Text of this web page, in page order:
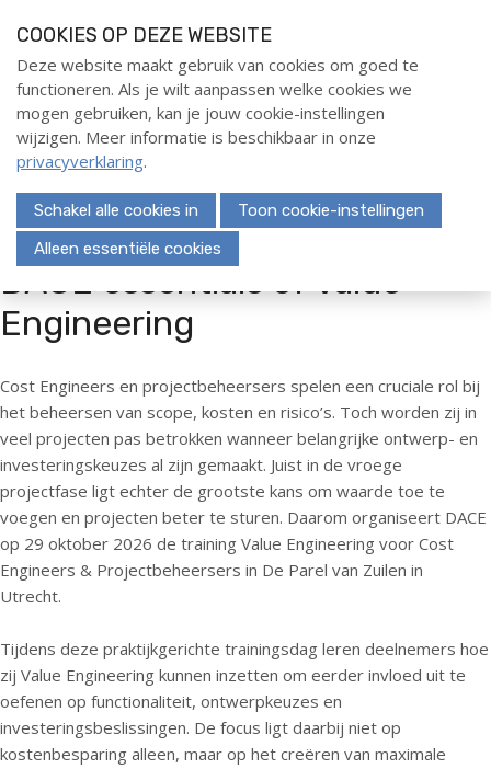
m
p
t
o
n
a
v
i
g
t
i
o
n
J
Menu
DACE essentials of Value
Engineering
Cost Engineers en projectbeheersers spelen een cruciale rol bij
het beheersen van scope, kosten en risico’s. Toch worden zij in
veel projecten pas betrokken wanneer belangrijke ontwerp- en
investeringskeuzes al zijn gemaakt. Juist in de vroege
projectfase ligt echter de grootste kans om waarde toe te
voegen en projecten beter te sturen. Daarom organiseert DACE
op 29 oktober 2026 de training Value Engineering voor Cost
Engineers & Projectbeheersers in De Parel van Zuilen in
Utrecht.
Tijdens deze praktijkgerichte trainingsdag leren deelnemers hoe
zij Value Engineering kunnen inzetten om eerder invloed uit te
oefenen op functionaliteit, ontwerpkeuzes en
investeringsbeslissingen. De focus ligt daarbij niet op
kostenbesparing alleen, maar op het creëren van maximale
Home
Evenementen
Certified Cost Engine CCE Course
Cursus Essenties van Cost
Engineering
Control
Inhouse opleidingen
Certificering
Deelnemerschap
Over ons
Zoek
COOKIES OP DEZE WEBSITE
Deze website maakt gebruik van cookies om goed te
functioneren. Als je wilt aanpassen welke cookies we
mogen gebruiken, kan je jouw cookie-instellingen
wijzigen. Meer informatie is beschikbaar in onze
privacyverklaring.
Schakel alle cookies in
Toon cookie-instellingen
Alleen essentiële cookies